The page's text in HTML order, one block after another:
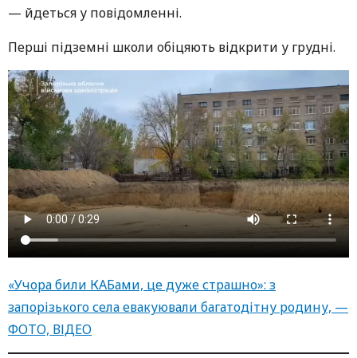
— йдеться у повідомленні.
Перші підземні школи обіцяють відкрити у грудні.
«Учора били КАБами, це дуже страшно»: з
запорізького села евакуювали багатодітну родину, —
ФОТО, ВІДЕО